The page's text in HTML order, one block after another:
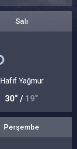
Salı
Hafif Yağmur
30° / 19°
Perşembe